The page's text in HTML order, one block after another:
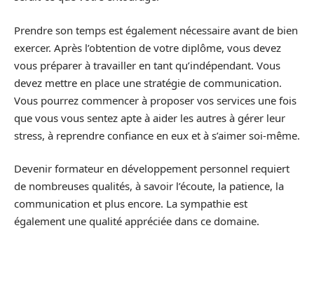
Prendre son temps est également nécessaire avant de bien
exercer. Après l’obtention de votre diplôme, vous devez
vous préparer à travailler en tant qu’indépendant. Vous
devez mettre en place une stratégie de communication.
Vous pourrez commencer à proposer vos services une fois
que vous vous sentez apte à aider les autres à gérer leur
stress, à reprendre confiance en eux et à s’aimer soi-même.
Devenir formateur en développement personnel requiert
de nombreuses qualités, à savoir l’écoute, la patience, la
communication et plus encore. La sympathie est
également une qualité appréciée dans ce domaine.